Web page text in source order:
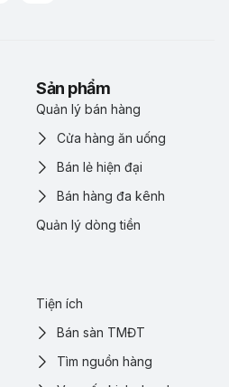
Sản phẩm
Quản lý bán hàng
Cửa hàng ăn uống
Bán lẻ hiện đại
Bán hàng đa kênh
Quản lý dòng tiền
Tiện ích
Bán sàn TMĐT
Tìm nguồn hàng